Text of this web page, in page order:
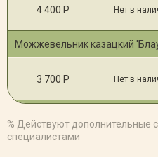
4 400 Р Нет в
Можжевельник казацкий
3 700 Р Нет в
% Действуют дополнительные
специалистами